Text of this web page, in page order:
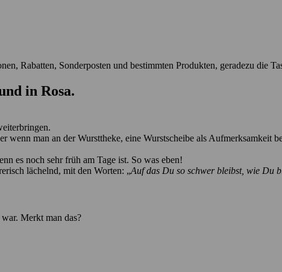
Rabatten, Sonderposten und bestimmten Produkten, geradezu die
in Rosa.
wenn man an der Wursttheke, eine Wurstscheibe als Aufmerksamkeit
es noch sehr früh am Tage ist. So was eben!
lächelnd, mit den Worten: „Auf das Du so schwer bleibst, wie Du
Merkt man das?